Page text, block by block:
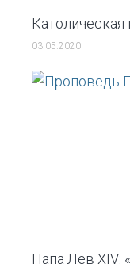
Католическая
03.05.2020
Папа Лев XIV: